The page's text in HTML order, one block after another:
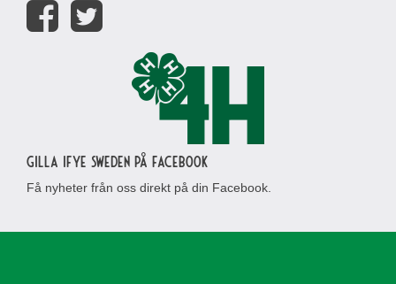
Gilla IFYE Sweden på Facebook
Få nyheter från oss direkt på din Facebook.